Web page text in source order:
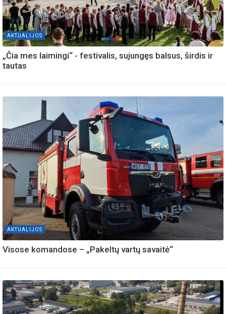
AKTUALIJOS
„Čia mes laimingi“ - festivalis, sujungęs balsus, širdis ir
tautas
AKTUALIJOS
Visose komandose – „Pakeltų vartų savaitė“